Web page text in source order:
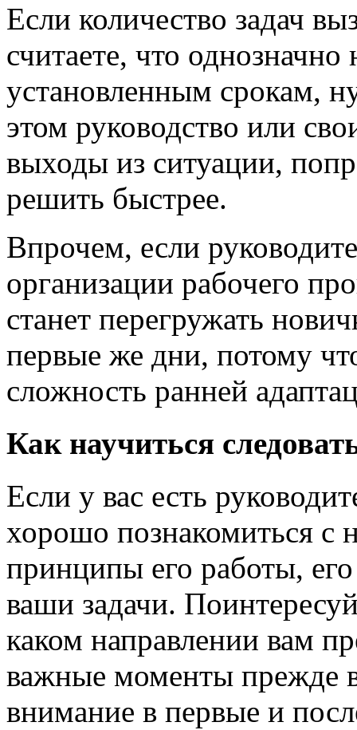
Если количество задач
считаете, что
установленным срокам,
этом руководство или
выходы из ситуации,
решить быстрее.
Впрочем, если
организации рабочего
станет перегружать
первые же дни, потому
сложность ранней
Как научиться
Если у вас есть
хорошо познакомиться с
принципы его работы,
ваши задачи.
каком направлении вам
важные моменты прежде
внимание в первые и